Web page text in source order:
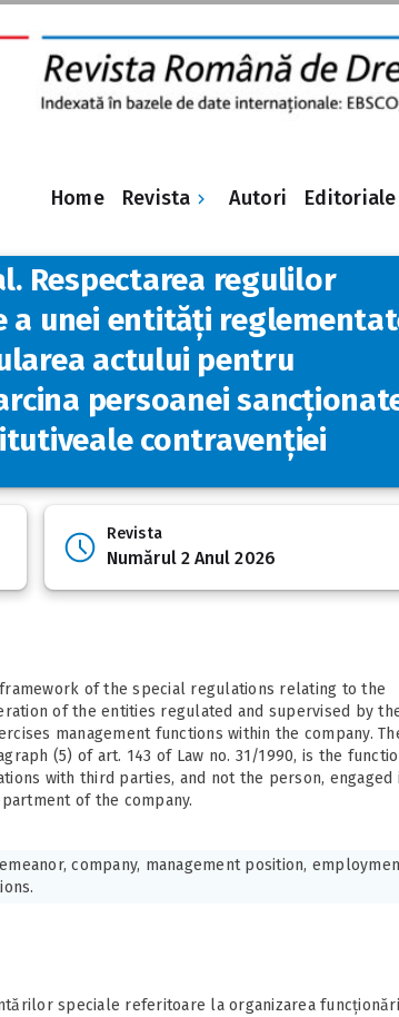
Home Revista Autori Editoriale
Respectarea regulilor
unei entități
actului pentru
persoanei
contravenției
Revista
Numărul 2 Anul 2026
of the special regulations relating to the
of the entities regulated and supervised by
management functions within the company.
(5) of art. 143 of Law no. 31/1990, is the
with third parties, and not the person, engaged
of the company.
company, management position,
speciale referitoare la organizarea